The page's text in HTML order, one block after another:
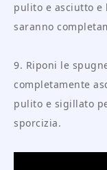
pulito e asciutto e
saranno
9. Riponi le
completamente
pulito e sigillato
sporcizia.